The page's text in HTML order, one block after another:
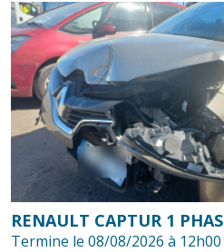
RENAULT CAPTUR 1
Termine le 08/08/2026 à 12h00